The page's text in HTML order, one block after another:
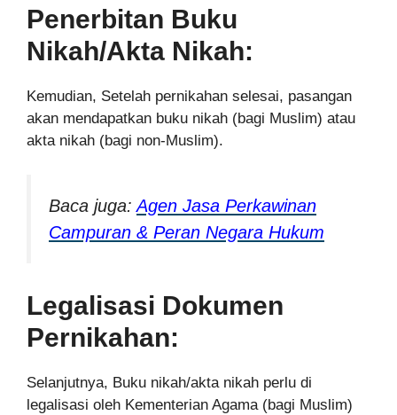
Penerbitan Buku
Nikah/Akta Nikah:
Kemudian, Setelah pernikahan selesai, pasangan
akan mendapatkan buku nikah (bagi Muslim) atau
akta nikah (bagi non-Muslim).
Baca juga:Agen Jasa Perkawinan
Campuran & Peran Negara Hukum
Legalisasi Dokumen
Pernikahan:
Selanjutnya, Buku nikah/akta nikah perlu di
legalisasi oleh Kementerian Agama (bagi Muslim)